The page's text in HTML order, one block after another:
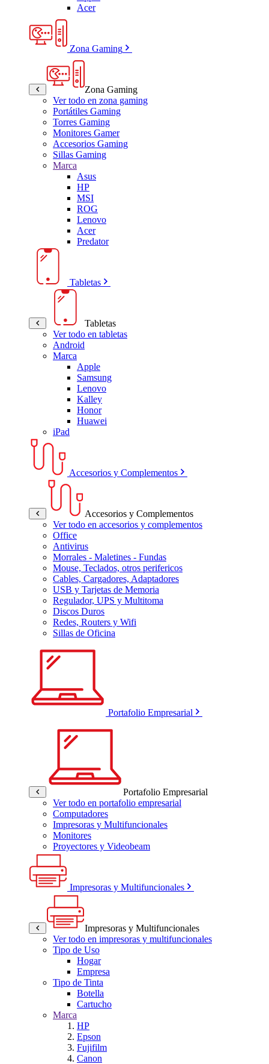
Acer
Zona Gaming
Zona Gaming
Ver todo en zona gaming
Portátiles Gaming
Torres Gaming
Monitores Gamer
Accesorios Gaming
Sillas Gaming
Marca
Asus
HP
MSI
ROG
Lenovo
Acer
Predator
Tabletas
Tabletas
Ver todo en tabletas
Android
Marca
Apple
Samsung
Lenovo
Kalley
Honor
Huawei
iPad
Accesorios y Complementos
Accesorios y Complementos
Ver todo en accesorios y complementos
Office
Antivirus
Morrales - Maletines - Fundas
Mouse, Teclados, otros perifericos
Cables, Cargadores, Adaptadores
USB y Tarjetas de Memoria
Regulador, UPS y Multitoma
Discos Duros
Redes, Routers y Wifi
Sillas de Oficina
Portafolio Empresarial
Portafolio Empresarial
Ver todo en portafolio empresarial
Computadores
Impresoras y Multifuncionales
Monitores
Proyectores y Videobeam
Impresoras y Multifuncionales
Impresoras y Multifuncionales
Ver todo en impresoras y multifuncionales
Tipo de Uso
Hogar
Empresa
Tipo de Tinta
Botella
Cartucho
Marca
HP
Epson
Fujifilm
Canon